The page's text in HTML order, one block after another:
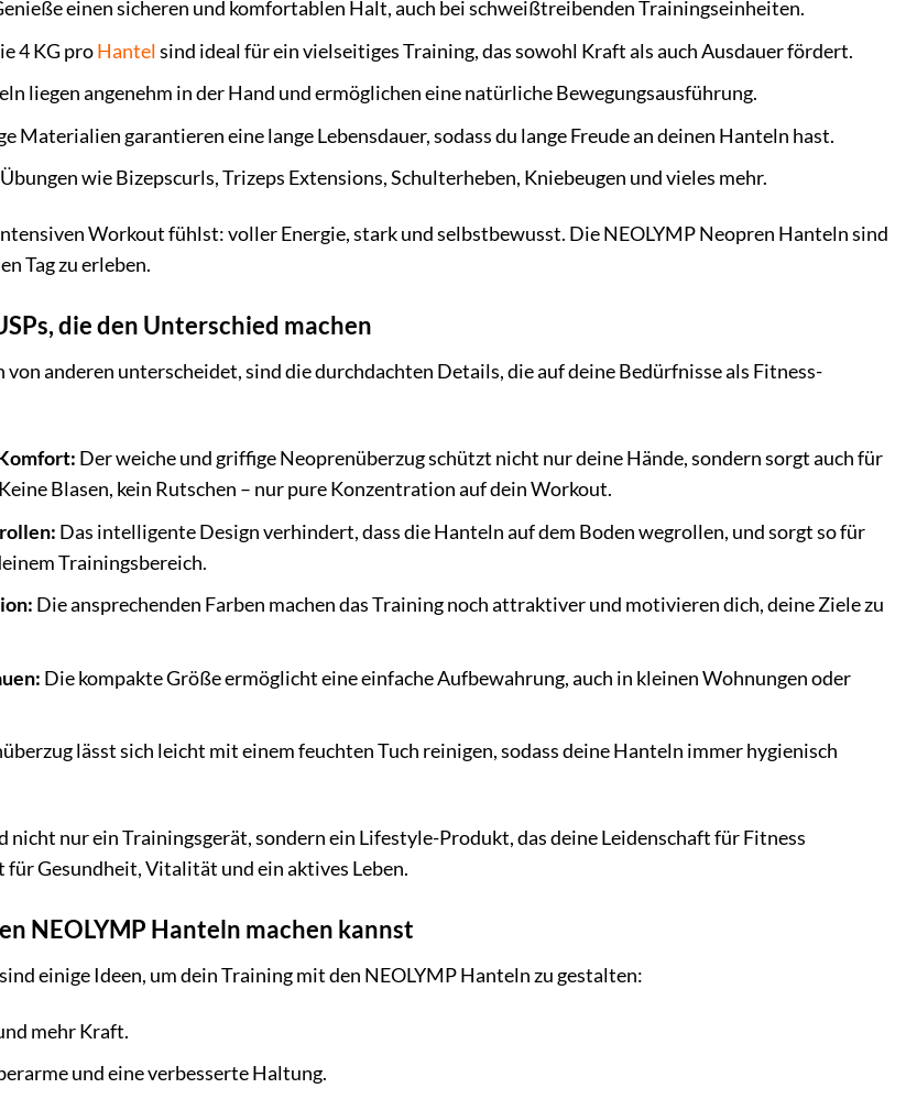
einen sicheren und komfortablen Halt, auch bei schweißtreibenden Trainingseinheiten.
4 KG proHantelsind ideal für ein vielseitiges Training, das sowohl Kraft als auch Ausdauer fördert.
liegen angenehm in der Hand und ermöglichen eine natürliche Bewegungsausführung.
Materialien garantieren eine lange Lebensdauer, sodass du lange Freude an deinen Hanteln hast.
wie Bizepscurls, Trizeps Extensions, Schulterheben, Kniebeugen und vieles mehr.
Workout fühlst: voller Energie, stark und selbstbewusst. Die NEOLYMP Neopren Hanteln sind
Tag zu erleben.
die den Unterschied machen
anderen unterscheidet, sind die durchdachten Details, die auf deine Bedürfnisse als Fitness-
Der weiche und griffige Neoprenüberzug schützt nicht nur deine Hände, sondern sorgt auch für
Blasen, kein Rutschen – nur pure Konzentration auf dein Workout.
Das intelligente Design verhindert, dass die Hanteln auf dem Boden wegrollen, und sorgt so für
Trainingsbereich.
Die ansprechenden Farben machen das Training noch attraktiver und motivieren dich, deine Ziele zu
Die kompakte Größe ermöglicht eine einfache Aufbewahrung, auch in kleinen Wohnungen oder
lässt sich leicht mit einem feuchten Tuch reinigen, sodass deine Hanteln immer hygienisch
nicht nur ein Trainingsgerät, sondern ein Lifestyle-Produkt, das deine Leidenschaft für Fitness
Gesundheit, Vitalität und ein aktives Leben.
NEOLYMP Hanteln machen kannst
einige Ideen, um dein Training mit den NEOLYMP Hanteln zu gestalten:
mehr Kraft.
und eine verbesserte Haltung.